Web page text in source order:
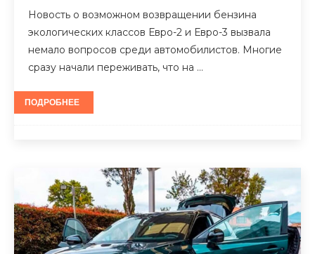
Новость о возможном возвращении бензина
экологических классов Евро-2 и Евро-3 вызвала
немало вопросов среди автомобилистов. Многие
сразу начали переживать, что на …
ПОДРОБНЕЕ